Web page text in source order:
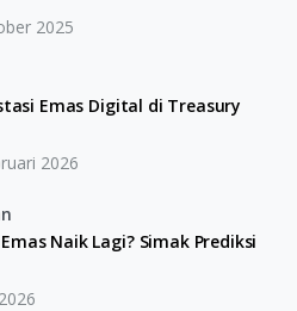
2025
Emas Digital di Treasury
2026
Naik Lagi? Simak Prediksi